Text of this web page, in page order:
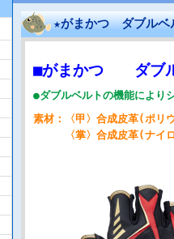
★がまかつ ダブルベ
■がまかつ ダブ
●ダブルベルトの機能により
素材：〈甲〉合成皮革(ポ
〈掌〉合成皮革(ナイロ